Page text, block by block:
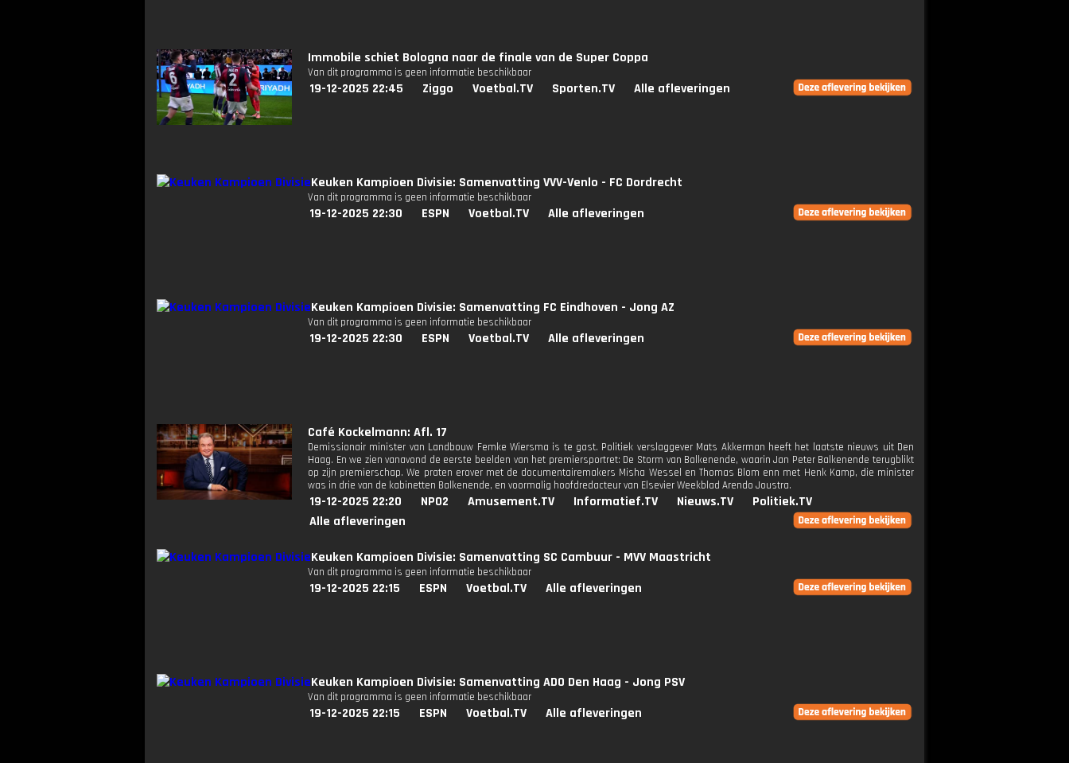
Immobile schiet Bologna naar de finale van de Super Coppa
Van dit programma is geen informatie beschikbaar
19-12-2025 22:45 Ziggo Voetbal.TV Sporten.TV Alle afleveringen
Keuken Kampioen Divisie: Samenvatting VVV-Venlo - FC Dordrecht
Van dit programma is geen informatie beschikbaar
19-12-2025 22:30 ESPN Voetbal.TV Alle afleveringen
Keuken Kampioen Divisie: Samenvatting FC Eindhoven - Jong AZ
Van dit programma is geen informatie beschikbaar
19-12-2025 22:30 ESPN Voetbal.TV Alle afleveringen
Café Kockelmann: Afl. 17
Demissionair minister van Landbouw Femke Wiersma is te gast. Politiek verslaggever Mats Akkerman heeft het laatste nieuws uit Den
Haag. En we zien vanavond de eerste beelden van het premiersportret: De Storm van Balkenende, waarin Jan Peter Balkenende terugblikt
op zijn premierschap. We praten erover met de documentairemakers Misha Wessel en Thomas Blom enn met Henk Kamp, die minister
was in drie van de kabinetten Balkenende, en voormalig hoofdredacteur van Elsevier Weekblad Arendo Joustra.
19-12-2025 22:20 NPO2 Amusement.TV Informatief.TV Nieuws.TV
Politiek.TV
Alle afleveringen
Keuken Kampioen Divisie: Samenvatting SC Cambuur - MVV Maastricht
Van dit programma is geen informatie beschikbaar
19-12-2025 22:15 ESPN Voetbal.TV Alle afleveringen
Keuken Kampioen Divisie: Samenvatting ADO Den Haag - Jong PSV
Van dit programma is geen informatie beschikbaar
19-12-2025 22:15 ESPN Voetbal.TV Alle afleveringen